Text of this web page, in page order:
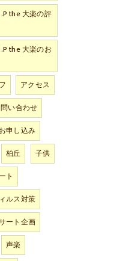
the 大楽の評
the 大楽のお
アクセス
い合わせ
申し込み
柏丘
子供
ト
ルス対策
ート企画
声楽